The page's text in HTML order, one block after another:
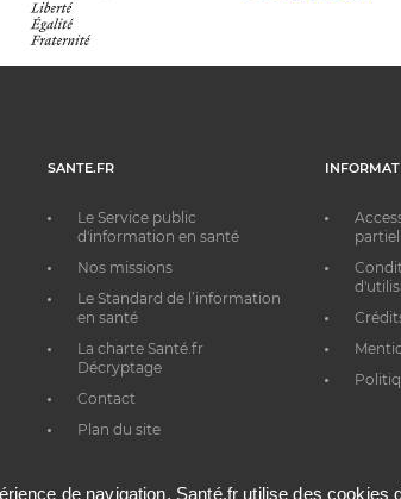
SANTE.FR
Le Service public
d'information en santé
Nos missions
Le Standard de l’information
en santé
La charte Santé.fr
Décryptage
Contact
Plan du site
de navigation, Santé.fr utilise des